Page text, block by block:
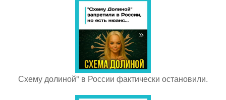
Схему долиной" в России фактически остановили.